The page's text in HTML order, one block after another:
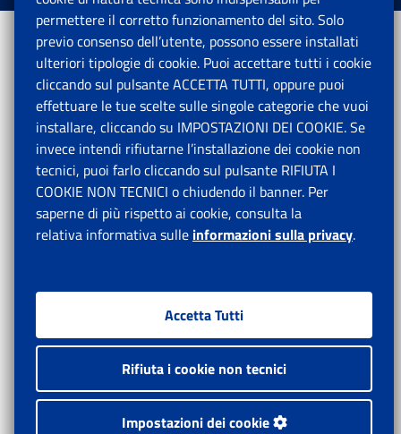
permettere il corretto funzionamento del sito. Solo
previo consenso dell’utente, possono essere installati
ulteriori tipologie di cookie. Puoi accettare tutti i cookie
cliccando sul pulsante ACCETTA TUTTI, oppure puoi
effettuare le tue scelte sulle singole categorie che vuoi
installare, cliccando su IMPOSTAZIONI DEI COOKIE. Se
invece intendi rifiutarne l’installazione dei cookie non
tecnici, puoi farlo cliccando sul pulsante RIFIUTA I
COOKIE NON TECNICI o chiudendo il banner. Per
saperne di più rispetto ai cookie, consulta la
relativa informativa sulle informazioni sulla privacy.
Accetta Tutti
Rifiuta i cookie non tecnici
Impostazioni dei cookie